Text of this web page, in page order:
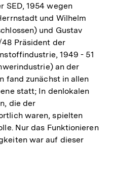
SED, 1954 wegen
und Wilhelm
und Gustav
Präsident der
1949 - 51
an der
fand zunächst in allen
statt; In denlokalen
die der
waren, spielten
Nur das Funktionieren
war auf dieser